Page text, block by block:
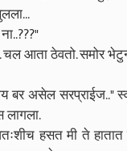
आता ठेवतो. समोर भेटुन
बर असेल
लागला.
हसत मी ते